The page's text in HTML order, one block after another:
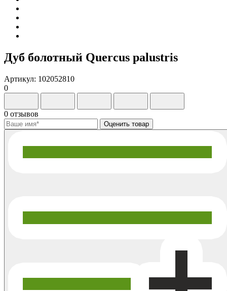
Дуб болотный Quercus palustris
Артикул: 102052810
0
0 отзывов